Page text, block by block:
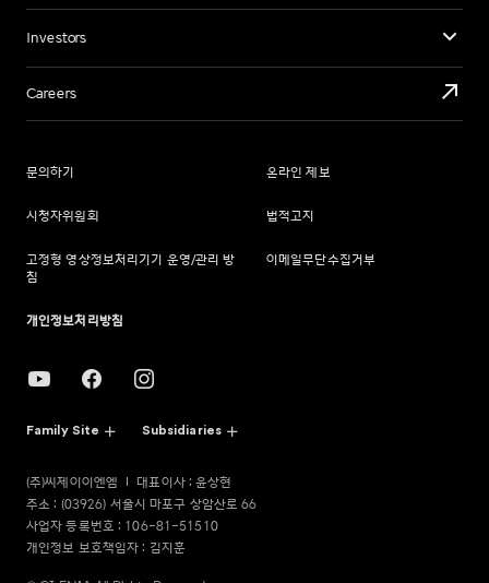
Investors
Careers
문의하기 온라인 제보
시청자위원회 법적고지
고정형 영상정보처리기기 운영/관리 방
침
이메일무단수집거부
개인정보처리방침
Family Site Subsidiaries
(주)씨제이이엔엠
대표이사 : 윤상현
주소 : (03926) 서울시 마포구 상암산로 66
사업자 등록번호 : 106-81-51510
개인정보 보호책임자 : 김지훈